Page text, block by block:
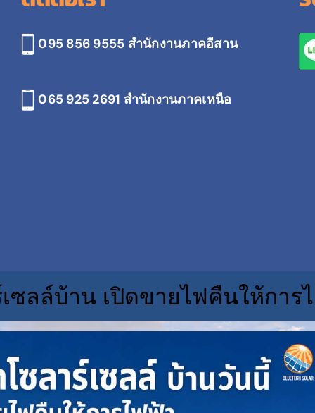
095 856 9555 สำนักงานภาคอีสาน
065 925 2691 สำนักงานภาคเหนือ
©
ซลล์บ้าน เปิดขายไฟคืนให้การ